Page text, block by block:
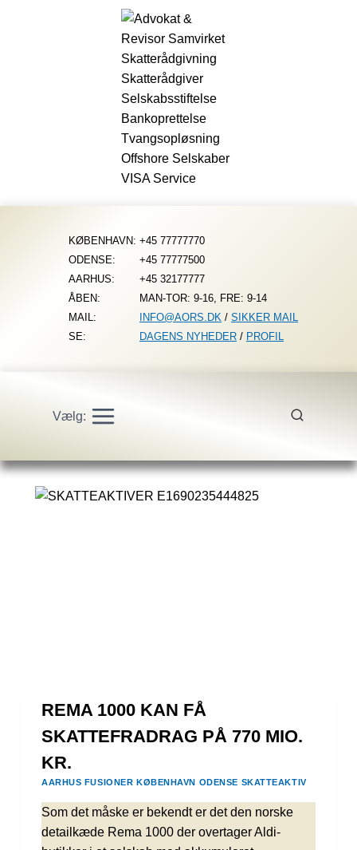
KØBENHAVN: +45 77777770
ODENSE:
+45 77777500
AARHUS:
+45 32177777
ÅBEN:
MAN-TOR: 9-16, FRE: 9-14
MAIL:
INFO@AORS.DK / SIKKER MAIL
SE:
DAGENS NYHEDER / PROFIL
Vælg:
REMA 1000 KAN FÅ
SKATTEFRADRAG PÅ 770 MIO.
KR.
AARHUS FUSIONER KØBENHAVN ODENSE SKATTEAKTIV
Som det måske er bekendt er det den norske
detailkæde Rema 1000 der overtager Aldi-